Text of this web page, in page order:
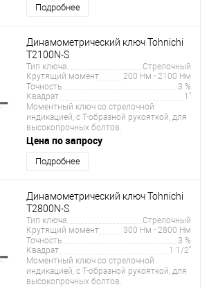
Подробнее
Динамометрический ключ Tohnichi
T2100N-S
Тип ключа
Стрелочный
Крутящий момент
200 Нм - 2100 Нм
Точность
3 %
Квадрат
1"
Моментный ключ со стрелочной
индикацией, с Т-образной рукояткой, для
высокопрочных болтов.
Цена по запросу
Подробнее
Динамометрический ключ Tohnichi
T2800N-S
Тип ключа
Стрелочный
Крутящий момент
300 Нм - 2800 Нм
Точность
3 %
Квадрат
1 1/2"
Моментный ключ со стрелочной
индикацией, с Т-образной рукояткой, для
высокопрочных болтов.